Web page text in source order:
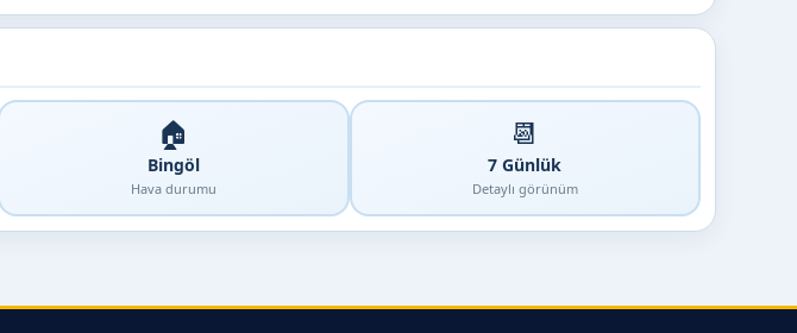
🏠
Bingöl
Hava durumu
📆
7 Günlük
Detaylı görünüm